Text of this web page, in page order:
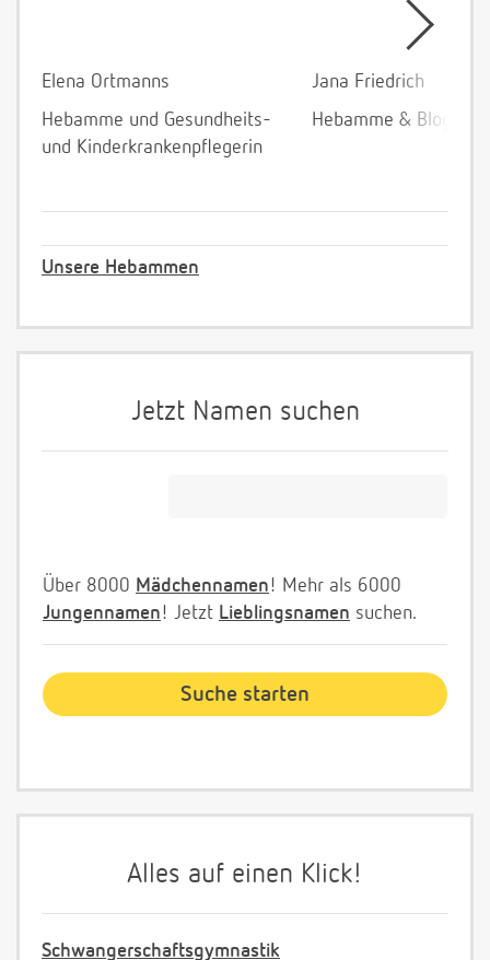
Elena Ortmanns
Hebamme und Gesundheits-
und Kinderkrankenpflegerin
Jana Friedrich
Hebamme &
Unsere Hebammen
Jetzt Namen suchen
Über 8000 Mädchennamen! Mehr als 6000
Jungennamen! Jetzt Lieblingsnamen suchen.
Alles auf einen Klick!
Schwangerschaftsgymnastik